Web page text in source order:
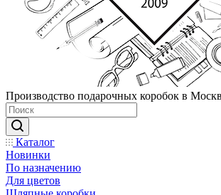
Производство подарочных коробок в
Каталог
Новинки
По назначению
Для цветов